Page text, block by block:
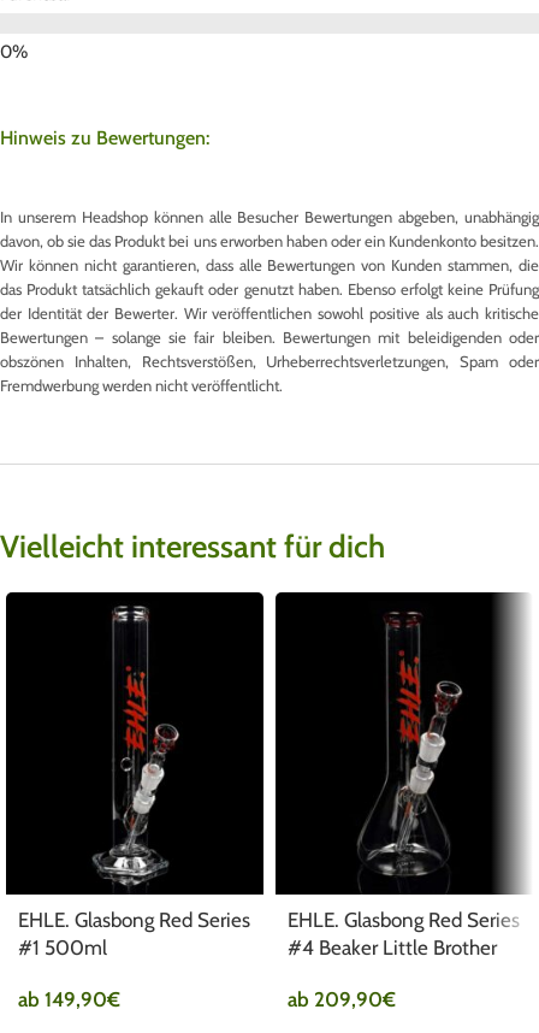
Hinweis zu Bewertungen:
In unserem Headshop können alle Besucher Bewertungen abgeben, unabhängig
davon, ob sie das Produkt bei uns erworben haben oder ein Kundenkonto besitzen.
Wir können nicht garantieren, dass alle Bewertungen von Kunden stammen, die
das Produkt tatsächlich gekauft oder genutzt haben. Ebenso erfolgt keine Prüfung
der Identität der Bewerter. Wir veröffentlichen sowohl positive als auch kritische
Bewertungen – solange sie fair bleiben. Bewertungen mit beleidigenden oder
obszönen Inhalten, Rechtsverstößen, Urheberrechtsverletzungen, Spam oder
Fremdwerbung werden nicht veröffentlicht.
Vielleicht interessant für dich
EHLE. Glasbong Red Series
#1 500ml
ab 149,90€
EHLE. Glasbong Red Series
#4 Beaker Little Brother
ab 209,90€